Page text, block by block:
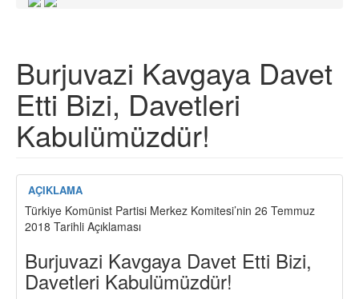
Burjuvazi Kavgaya Davet
Etti Bizi, Davetleri
Kabulümüzdür!
AÇIKLAMA
Türkiye Komünist Partisi Merkez Komitesi’nin 26 Temmuz
2018 Tarihli Açıklaması
Burjuvazi Kavgaya Davet Etti Bizi,
Davetleri Kabulümüzdür!